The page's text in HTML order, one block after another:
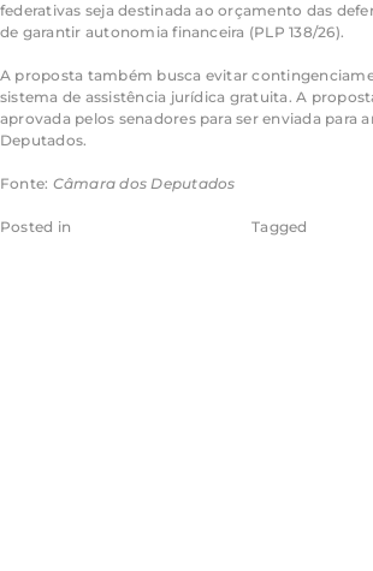
federativas seja destinada ao orçamento das
de garantir autonomia financeira (PLP 138/26).
A proposta também busca evitar
sistema de assistência jurídica gratuita. A
aprovada pelos senadores para ser enviada para
Deputados.
Fonte: Câmara dos Deputados
Posted in Câmara dos DeputadosTagged Aragão